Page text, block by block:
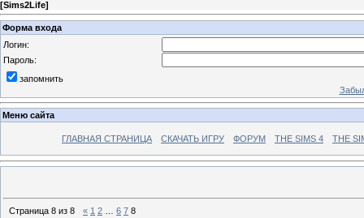
[Sims2Life]
Форма входа
Логин:
Пароль:
запомнить
Меню сайта
ГЛАВНАЯ СТРАНИЦА СКАЧАТЬ ИГРУ ФОРУМ THE SIMS 4 THE
Страница 8 из 8 « 1 2 6 7 8